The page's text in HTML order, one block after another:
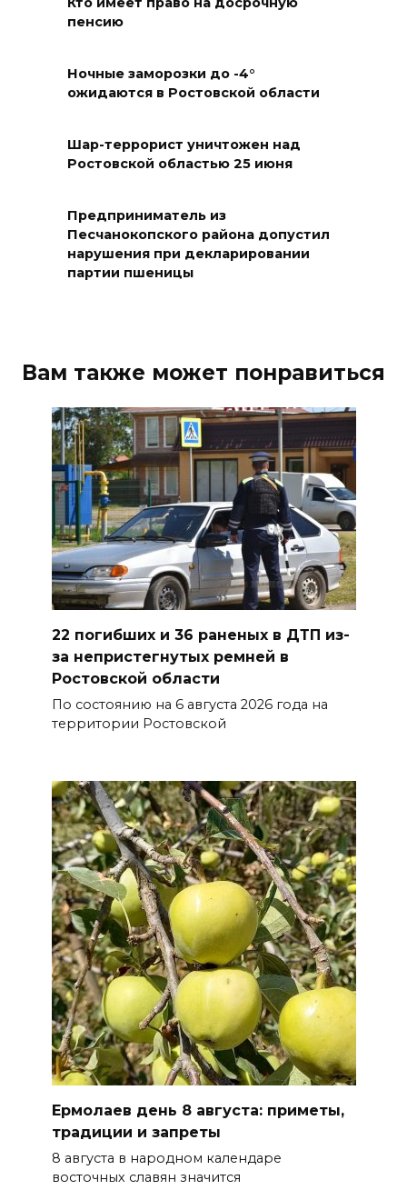
избирательного процесса в
07 августа 2026 17:14
Емельяновых на Большой
Садовой, 94, обследуют
07 августа 2026 17:03
Бетон и влага: эксперт ЮФУ
07 августа 2026 16:30
ВСЕ КАК ЕСТЬ. Исчезающая
Украина. Страна вдов и
сирот...
07 августа 2026 16:11
В Чертковском районе
ремонтируют 2,85 км дороги к
трем хуторам по нацпроекту
07 августа 2026 15:50
Через 23 года Ростов может
стать городом с населением
под 2 млн человек
В Ростове на озере Лесном
утонул 43-летний мужчина
07 августа 2026 15:06
В Ростовской области из-за
жары проезжую часть
федеральных трасс поливают
водой
07 августа 2026 14:55
Сотрудники ДПС помогли
женщине с ребенком на
07 августа 2026 14:33
В Батайске в заброшенном
Кто имеет право на досрочную
пенсию
Ночные заморозки до -4°
ожидаются в Ростовской области
Шар-террорист уничтожен над
Ростовской областью 25 июня
Предприниматель из
Песчанокопского района допустил
нарушения при декларировании
партии пшеницы
Вам также может понравиться
22 погибших и 36 раненых в ДТП из-
за непристегнутых ремней в
Ростовской области
По состоянию на 6 августа 2026 года на
территории Ростовской
Ермолаев день 8 августа: приметы,
традиции и запреты
8 августа в народном календаре
восточных славян значится